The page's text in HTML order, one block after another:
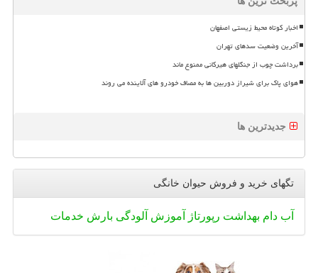
اخبار کوتاه محیط زیستی اصفهان
آخرین وضعیت سدهای تهران
برداشت چوب از جنگلهای هیرکانی ممنوع ماند
هوای پاک برای شیراز دوربین ها به مصاف خودرو های آلاینده می روند
جدیدترین ها
تگهای خرید و فروش حیوان خانگی
آب دام بهداشت رپورتاژ آموزش آلودگی بارش خدمات